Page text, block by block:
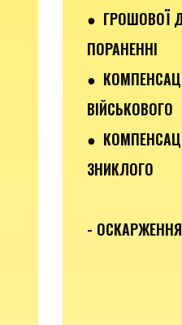
● ГРОШОВОЇ
ПОРАНЕННІ
●
ВІЙСЬКОВОГО
●
ЗНИКЛОГО
-